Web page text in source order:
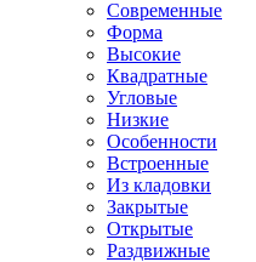
Современные
Форма
Высокие
Квадратные
Угловые
Низкие
Особенности
Встроенные
Из кладовки
Закрытые
Открытые
Раздвижные